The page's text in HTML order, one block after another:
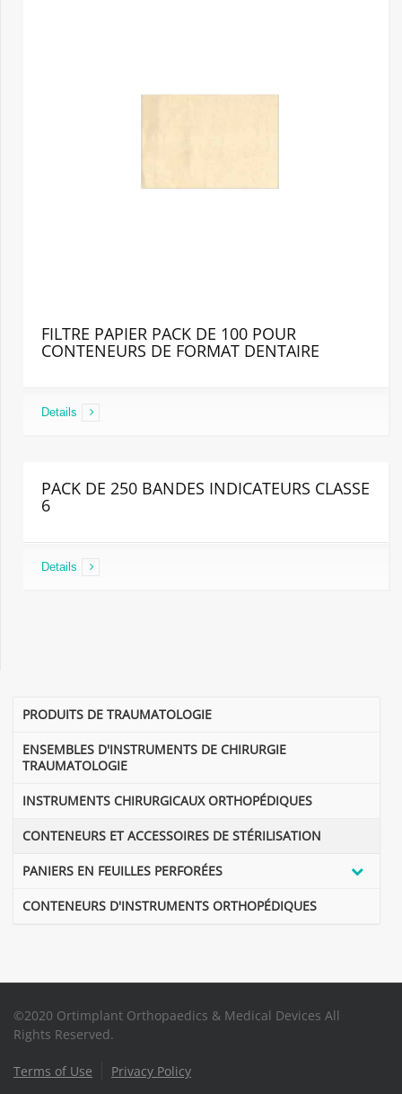
FILTRE PAPIER PACK DE 100 POUR
CONTENEURS DE FORMAT DENTAIRE
Details
PACK DE 250 BANDES INDICATEURS CLASSE
6
Details
PRODUITS DE TRAUMATOLOGIE
ENSEMBLES D'INSTRUMENTS DE CHIRURGIE
TRAUMATOLOGIE
INSTRUMENTS CHIRURGICAUX ORTHOPÉDIQUES
CONTENEURS ET ACCESSOIRES DE STÉRILISATION
PANIERS EN FEUILLES PERFORÉES
CONTENEURS D'INSTRUMENTS ORTHOPÉDIQUES
©2020 Ortimplant Orthopaedics & Medical Devices All
Rights Reserved.
Terms of Use Privacy Policy